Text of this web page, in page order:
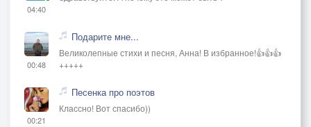
Against each other like golden sand - Напротив друг
друга, как золотой песок,
That flow the walls of a sandglass like a river. - Что
струится по стенкам песочных часов, будто река.
We'll stay here - Мы останемся здесь.
04:40
00:48
Подарите мне...
Великолепные стихи и песня, Анна! В избранное!👍👍👍
+++++
00:21
Песенка про поэтов
Классно! Вот спасибо))